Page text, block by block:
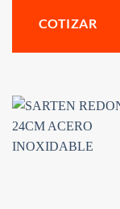
COTIZAR